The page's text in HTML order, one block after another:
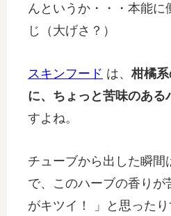
んというか・・・本能に
じ（大げさ？）
スキンフード は、柑橘
に、ちょっと苦味のある
すよね。
チューブから出した瞬間
で、このハーブの香りが
がキツイ！ 」と思ったり